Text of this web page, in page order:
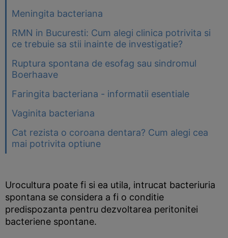
Meningita bacteriana
RMN in Bucuresti: Cum alegi clinica potrivita si
ce trebuie sa stii inainte de investigatie?
Ruptura spontana de esofag sau sindromul
Boerhaave
Faringita bacteriana - informatii esentiale
Vaginita bacteriana
Cat rezista o coroana dentara? Cum alegi cea
mai potrivita optiune
Urocultura poate fi si ea utila, intrucat bacteriuria
spontana se considera a fi o conditie
predispozanta pentru dezvoltarea peritonitei
bacteriene spontane.